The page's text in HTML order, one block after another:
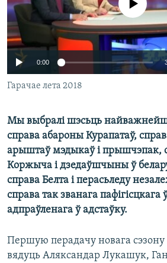
КУЛЬТУРА
КАЛЯНДАР
МОВА
НА ХВАЛЯХ СВАБОДЫ
No media source
0:00
Гарачае лета 2018
Мы выбралі шэсьць
справа абароны Курапатаў,
арыштаў мэдыкаў і прышчэпак,
Коржыча і дзедаўшчыны ў
справа Белта і перасьледу
справа так званага пафігісцкага
адпраўленага ў адстаўку.
Першую перадачу новага
вядуць Аляксандар Лукашук,